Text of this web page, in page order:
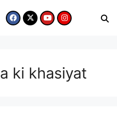
ki khasiyat